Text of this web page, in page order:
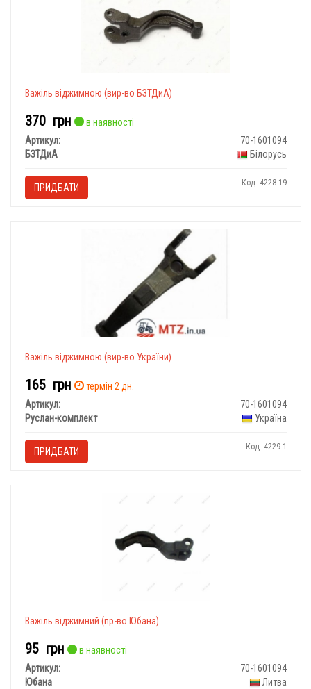
Важіль віджимною (вир-во БЗТДиА)
370 грн
в наявності
Артикул:
70-1601094
БЗТДиА
Білорусь
ПРИДБАТИ Код: 4228-19
Важіль віджимною (вир-во України)
165 грн
термін 2 дн.
Артикул:
70-1601094
Руслан-комплект
Україна
ПРИДБАТИ Код: 4229-1
Важіль віджимний (пр-во Юбана)
95 грн
в наявності
Артикул:
70-1601094
Юбана
Литва